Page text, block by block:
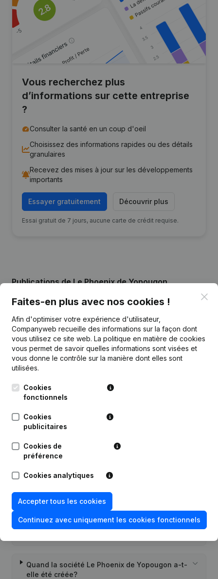
Vous recherchez plus
d’informations sur cette entreprise
?
Consulter la santé en un coup d'oeil
Choisissez des informations rapides ou des détails
granulaires
Recevez des mises à jour sur les développements
importants
Essayer gratuitement Découvrir plus
Essai gratuit de 7 jours, aucune carte de crédit requise.
Publicationsde Le Phoenix de Yopougon
09-01-2026 Siège Social
15-10-2024 Demissions, Nominations
17-11-2021
Rubrique Constitution (Nouvelle
Personne Morale, Ouverture
Questions fréquemment posées
Yopougon?
Quel est l'identifiant PEPPOL de Le Phoenix de
Quand la société Le Phoenix de Yopougon a-t-
elle été créée?
Faites-en plus avec nos cookies !
Afin d'optimiser votre expérience d'utilisateur,
Companyweb recueille des informations sur la façon dont
vous utilisez ce site web. La politique en matière de cookies
vous permet de savoir quelles informations sont visées et
vous donne le contrôle sur la manière dont elles sont
utilisées.
Cookies
fonctionnels
Cookies
publicitaires
Cookies de
préférence
Cookies analytiques
Accepter tous les cookies
Continuez avec uniquement les cookies fonctionnels